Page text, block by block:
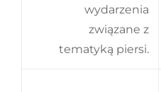
wydarzenia
związane z
tematyką piersi.